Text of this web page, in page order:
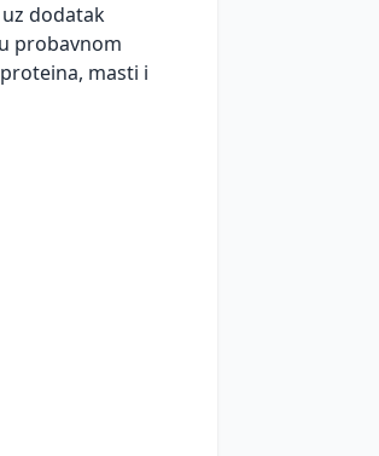
dodatak
probavnom
masti i